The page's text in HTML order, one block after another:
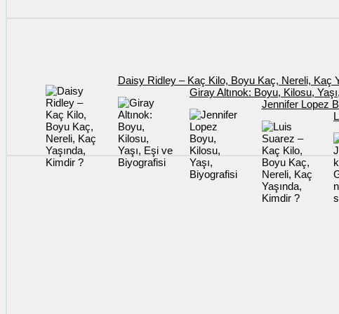
Daisy Ridley – Kaç Kilo, Boyu Kaç, Nereli, Kaç
Giray Altınok: Boyu, Kilosu,
Jennifer Lopez